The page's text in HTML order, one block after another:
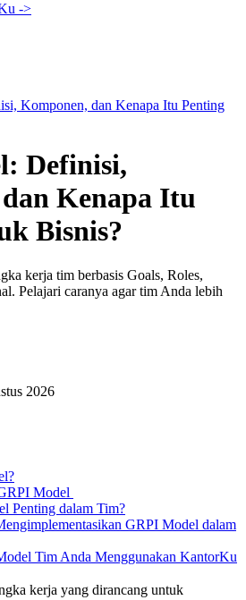
->
Komponen, dan Kenapa Itu Penting
Definisi,
Kenapa Itu
Bisnis?
kerja tim berbasis Goals, Roles,
Pelajari caranya agar tim Anda lebih
2026
Model
Penting dalam Tim?
GRPI Model dalam
Tim Anda Menggunakan KantorKu
kerja yang dirancang untuk